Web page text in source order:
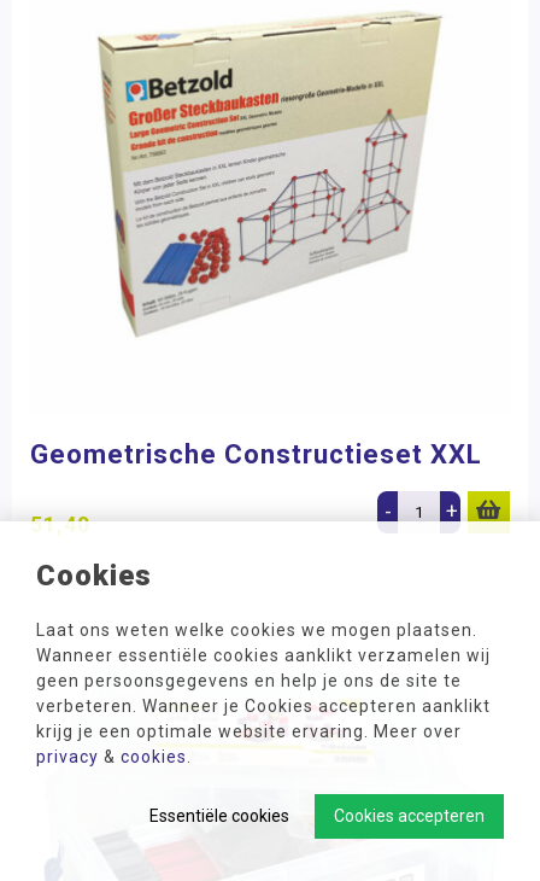
Cookies
Laat ons weten welke cookies we mogen plaatsen.
Wanneer essentiële cookies aanklikt verzamelen wij
geen persoonsgegevens en help je ons de site te
verbeteren. Wanneer je Cookies accepteren aanklikt
krijg je een optimale website ervaring. Meer over
privacy & cookies
Cookies accepteren
Essentiële cookies
Geometrische Constructieset XXL
51,40 - +